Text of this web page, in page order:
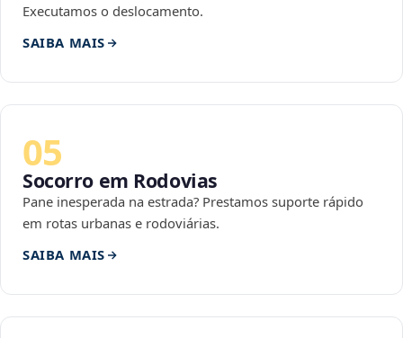
Executamos o deslocamento.
SAIBA MAIS
05
Socorro em Rodovias
Pane inesperada na estrada? Prestamos suporte rápido
em rotas urbanas e rodoviárias.
SAIBA MAIS